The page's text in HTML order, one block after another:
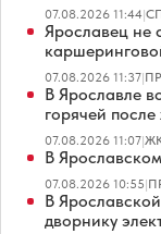
07.08.2026 11:44|
Ярославец не
07.08.2026 11:37|
В Ярославле
горячей
07.08.2026 11:07|
В
07.08.2026 10:55|
В
дворнику